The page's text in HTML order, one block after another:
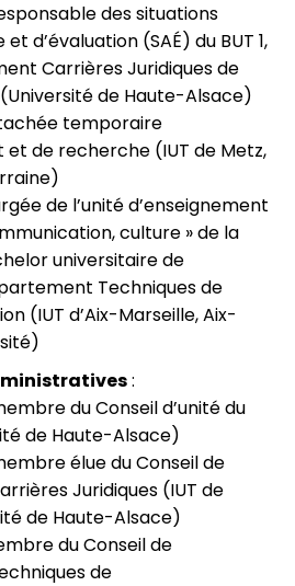
des situations
d’évaluation (SAÉ) du BUT 1,
Carrières Juridiques de
(Université de Haute-Alsace)
temporaire
et de recherche (IUT de Metz,
de l’unité d’enseignement
culture » de la
universitaire de
Techniques de
(IUT d’Aix-Marseille, Aix-
:
du Conseil d’unité du
de Haute-Alsace)
élue du Conseil de
Juridiques (IUT de
de Haute-Alsace)
du Conseil de
de